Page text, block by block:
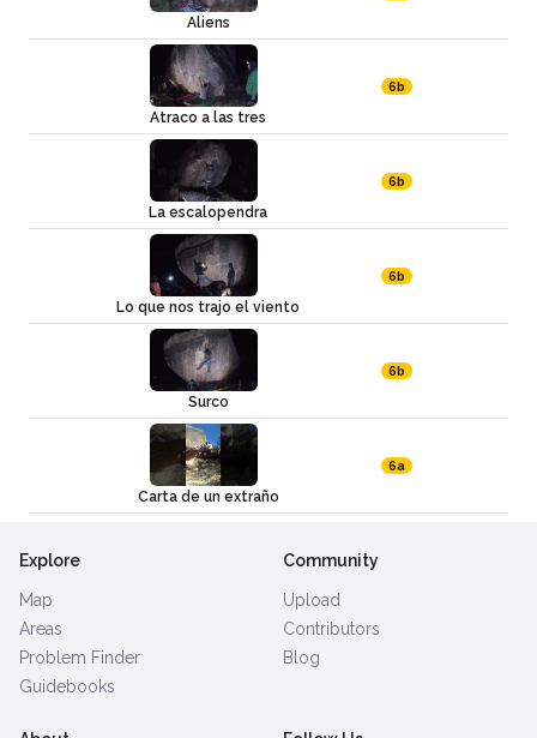
Aliens
Atraco a las tres
6b
La escalopendra
6b
Lo que nos trajo el viento
6b
Surco
6b
Carta de un extraño
6a
Explore
Map
Areas
Problem Finder
Guidebooks
Community
Upload
Contributors
Blog